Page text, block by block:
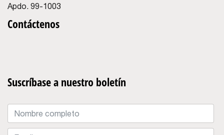
Apdo. 99-1003
Contáctenos
Suscríbase a nuestro boletín